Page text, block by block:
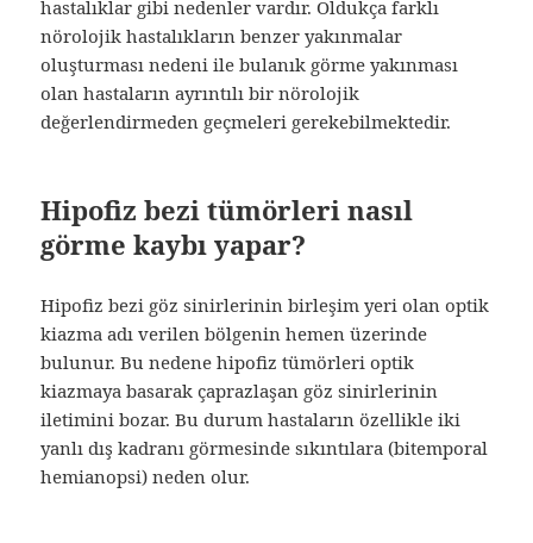
hastalıklar gibi nedenler vardır. Oldukça farklı
nörolojik hastalıkların benzer yakınmalar
oluşturması nedeni ile bulanık görme yakınması
olan hastaların ayrıntılı bir nörolojik
değerlendirmeden geçmeleri gerekebilmektedir.
Hipofiz bezi tümörleri nasıl
görme kaybı yapar?
Hipofiz bezi göz sinirlerinin birleşim yeri olan optik
kiazma adı verilen bölgenin hemen üzerinde
bulunur. Bu nedene hipofiz tümörleri optik
kiazmaya basarak çaprazlaşan göz sinirlerinin
iletimini bozar. Bu durum hastaların özellikle iki
yanlı dış kadranı görmesinde sıkıntılara (bitemporal
hemianopsi) neden olur.